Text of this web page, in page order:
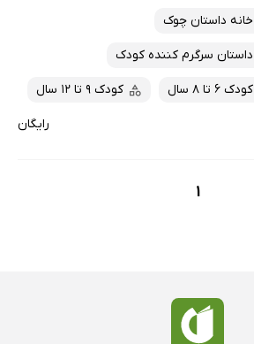
پربحث‌ها
ارزان ترین‌ها
خانه داستان چوک
داستان سرگرم کننده کودک
کودک 6 تا 8 سال کودک 9 تا 12 سال
رایگان
1